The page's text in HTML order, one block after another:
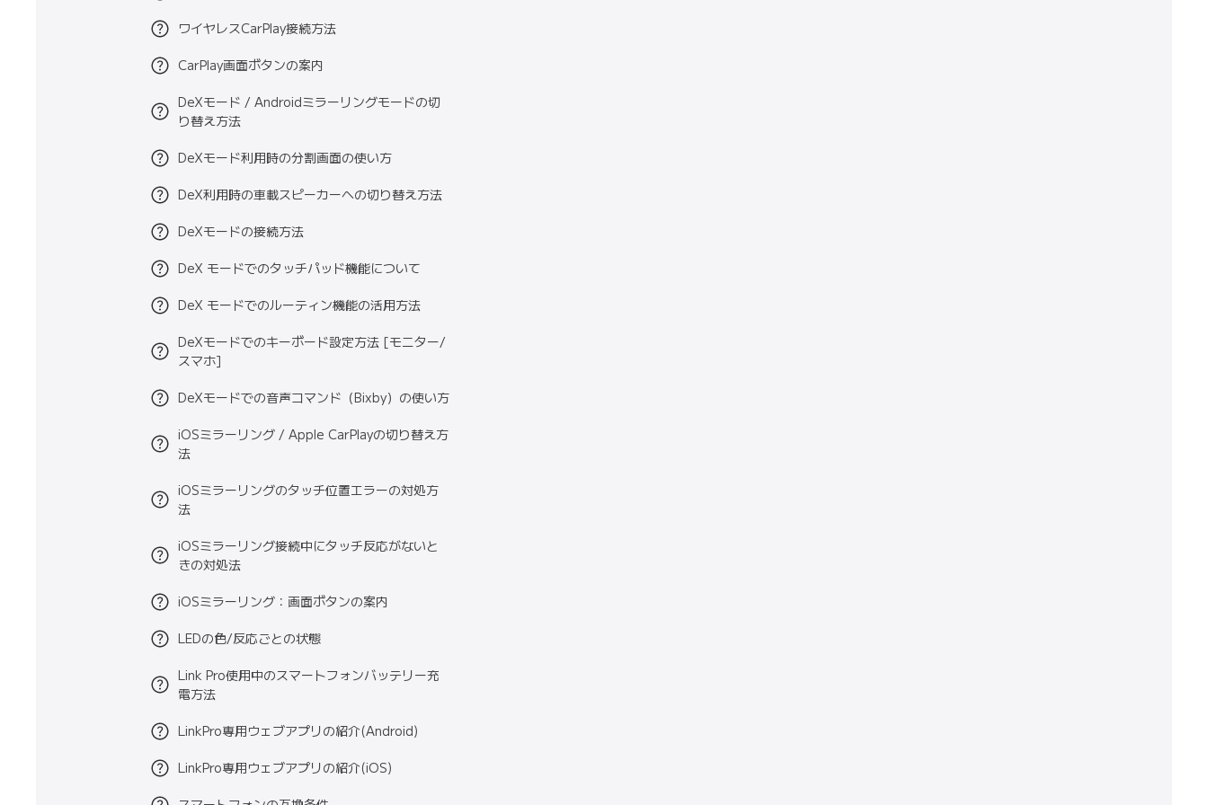
ワイヤレスCarPlay接続方法
CarPlay画面ボタンの案内
DeXモード / Androidミラーリングモードの切
り替え方法
DeXモード利用時の分割画面の使い方
DeX利用時の車載スピーカーへの切り替え方法
DeXモードの接続方法
DeX モードでのタッチパッド機能について
DeX モードでのルーティン機能の活用方法
DeXモードでのキーボード設定方法 [モニター/
スマホ]
DeXモードでの音声コマンド（Bixby）の使い方
iOSミラーリング / Apple CarPlayの切り替え方
法
iOSミラーリングのタッチ位置エラーの対処方
法
iOSミラーリング接続中にタッチ反応がないと
きの対処法
iOSミラーリング：画面ボタンの案内
LEDの色/反応ごとの状態
Link Pro使用中のスマートフォンバッテリー充
電方法
LinkPro専用ウェブアプリの紹介(Android)
LinkPro専用ウェブアプリの紹介(iOS)